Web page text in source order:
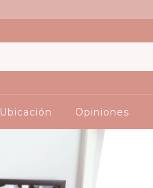
Ubicación Opiniones